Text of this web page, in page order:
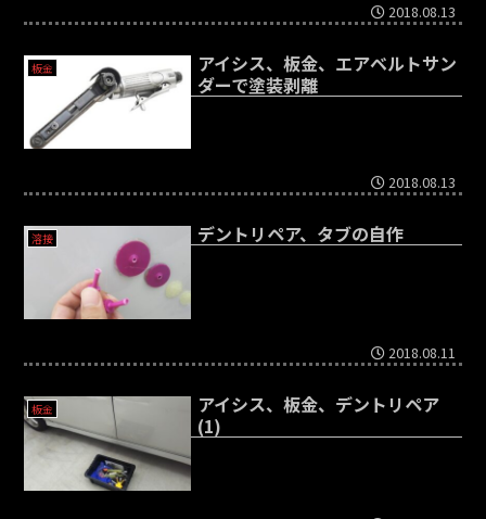
2018.08.13
板金
アイシス、板金、エアベルトサン
ダーで塗装剥離
2018.08.13
溶接 デントリペア、タブの自作
2018.08.11
板金
アイシス、板金、デントリペア
(1)